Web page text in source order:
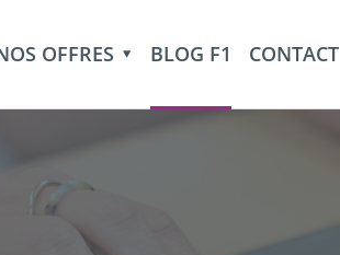
OFFRES BLOG F1 CONTACT